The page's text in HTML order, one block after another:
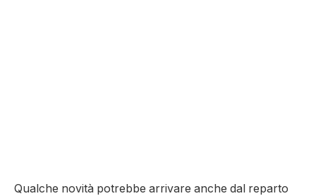
Qualche novità potrebbe arrivare anche dal reparto